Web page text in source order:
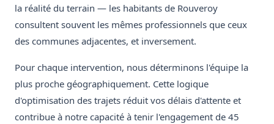
la réalité du terrain — les habitants de Rouveroy
consultent souvent les mêmes professionnels que ceux
des communes adjacentes, et inversement.
Pour chaque intervention, nous déterminons l'équipe la
plus proche géographiquement. Cette logique
d'optimisation des trajets réduit vos délais d'attente et
contribue à notre capacité à tenir l'engagement de 45